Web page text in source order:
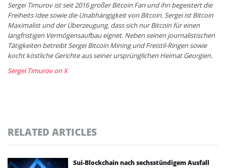
Sergei Timurov ist seit 2016 großer Bitcoin Fan und ihn begeistert die
Freiheits Idee sowie die Unabhängigkeit von Bitcoin. Sergei ist Bitcoin
Maximalist und der Überzeugung, dass sich nur Bitcoin für einen
langfristigen Vermögensaufbau eignet. Neben seinen journalistischen
Tätigkeiten betreibt Sergei Bitcoin Mining und Freistil-Ringen sowie
kocht köstliche Gerichte aus seiner ursprünglichen Heimat Georgien.
Sergei Timurov on X
RELATED ARTICLES
Sui-Blockchain nach sechsstündigem Ausfall